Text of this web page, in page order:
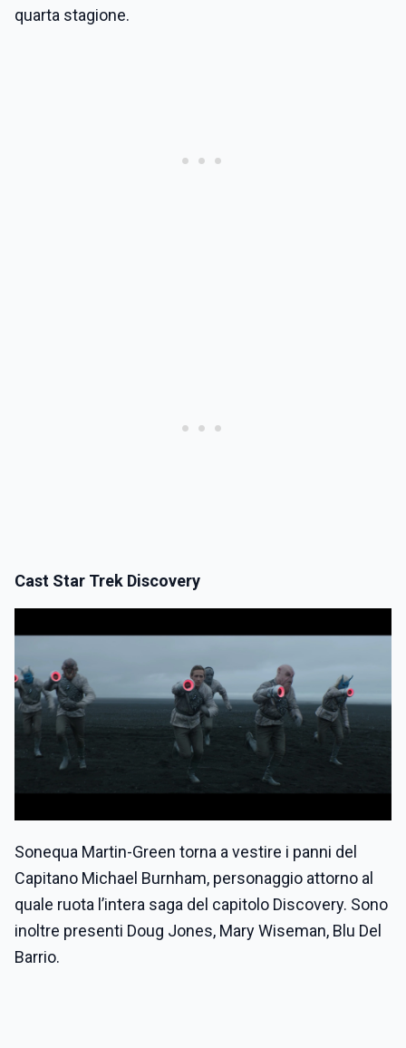
quarta stagione.
Cast Star Trek Discovery
Sonequa Martin-Green torna a vestire i panni del
Capitano Michael Burnham, personaggio attorno al
quale ruota l’intera saga del capitolo Discovery. Sono
inoltre presenti Doug Jones, Mary Wiseman, Blu Del
Barrio.